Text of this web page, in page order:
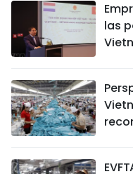
las